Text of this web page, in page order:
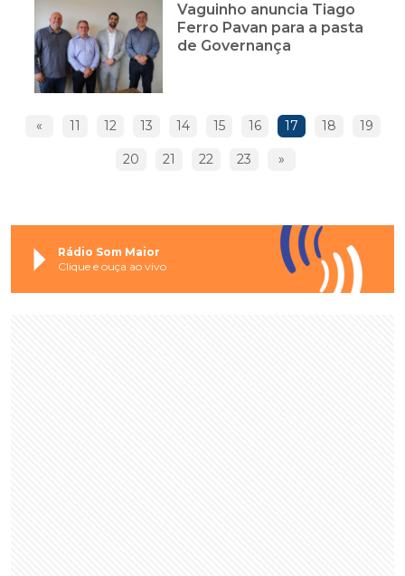
Vaguinho anuncia Tiago
Ferro Pavan para a pasta
de Governança
« 11 12 13 14 15 16 17 18 19
20 21 22 23 »
Rádio Som Maior
Clique e ouça ao vivo